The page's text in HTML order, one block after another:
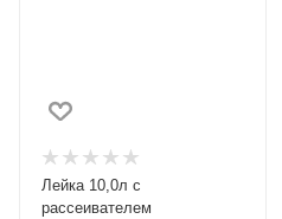
Лейка 10,0л с
рассеивателем